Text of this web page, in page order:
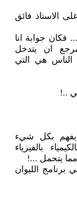
الاستاذ فائق
فكان جوابة انا
ان يتدخل
هي التي
..!
يفهم بكل شيء
بالفيزياء
يتحمل ...!
برنامج الليوان